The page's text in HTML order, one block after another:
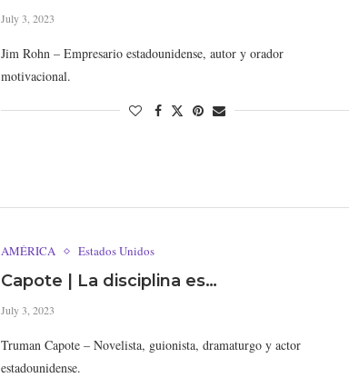
July 3, 2023
Jim Rohn – Empresario estadounidense, autor y orador
motivacional.
AMÉRICA Estados Unidos
Capote | La disciplina es…
July 3, 2023
Truman Capote – Novelista, guionista, dramaturgo y actor
estadounidense.